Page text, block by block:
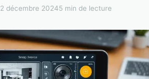
2 décembre 20245 min de lecture